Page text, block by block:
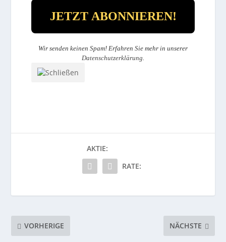
Wir senden keinen Spam! Erfahren Sie mehr in unserer
Datenschutzerklärung
AKTIE:
RATE:
VORHERIGE NÄCHSTE